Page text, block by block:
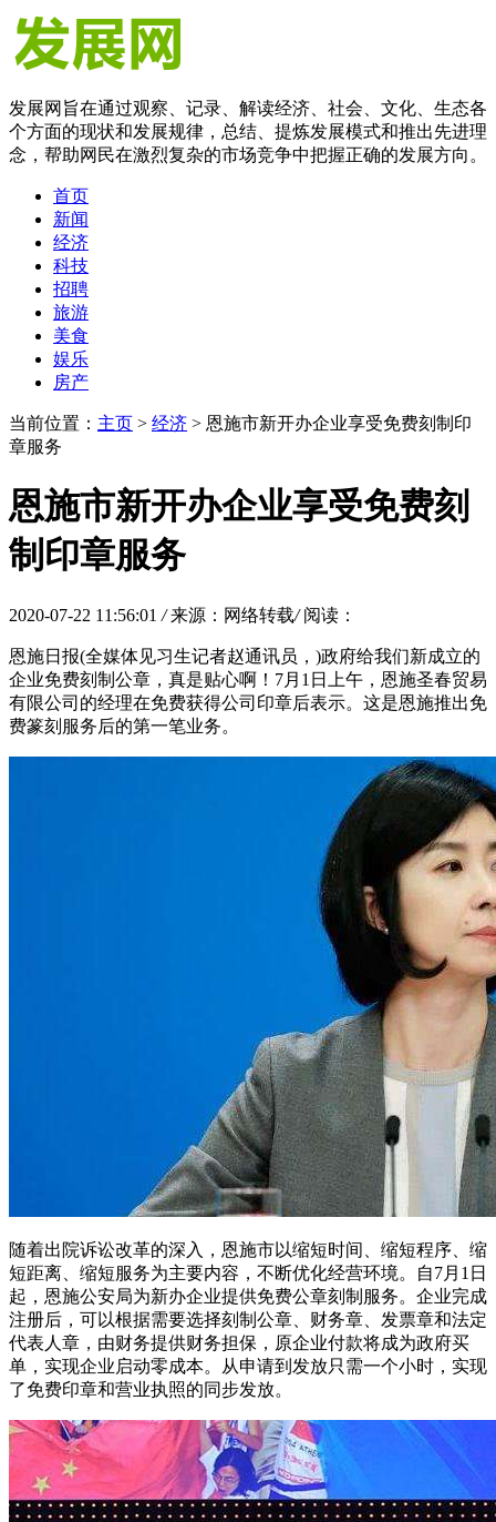
发展网旨在通过观察、记录、解读经济、社会、文化、生态各
个方面的现状和发展规律，总结、提炼发展模式和推出先进理
念，帮助网民在激烈复杂的市场竞争中把握正确的发展方向。
首页
新闻
经济
科技
招聘
旅游
美食
娱乐
房产
当前位置： 主页 > 经济 > 恩施市新开办企业享受免费刻制印
章服务
恩施市新开办企业享受免费刻
制印章服务
2020-07-22 11:56:01 / 来源：网络转载/ 阅读：
恩施日报(全媒体见习生记者赵通讯员，)政府给我们新成立的
企业免费刻制公章，真是贴心啊！7月1日上午，恩施圣春贸易
有限公司的经理在免费获得公司印章后表示。这是恩施推出免
费篆刻服务后的第一笔业务。
随着出院诉讼改革的深入，恩施市以缩短时间、缩短程序、缩
短距离、缩短服务为主要内容，不断优化经营环境。自7月1日
起，恩施公安局为新办企业提供免费公章刻制服务。企业完成
注册后，可以根据需要选择刻制公章、财务章、发票章和法定
代表人章，由财务提供财务担保，原企业付款将成为政府买
单，实现企业启动零成本。从申请到发放只需一个小时，实现
了免费印章和营业执照的同步发放。